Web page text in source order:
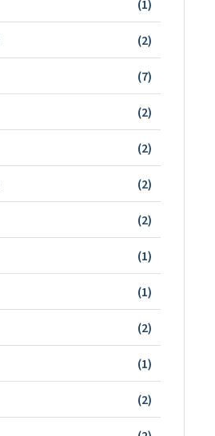
(1)
(2)
(7)
(2)
(2)
(2)
(2)
(1)
(1)
(2)
(1)
(2)